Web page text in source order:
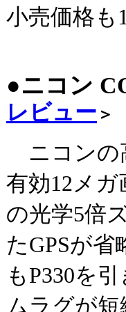
小売価格も
●ニコン
レビュー ＞
ニコンの
有効12メガ
の光学5倍
たGPSが
もP330を
ムラグが短